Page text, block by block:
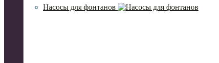
Насосы для фонтанов